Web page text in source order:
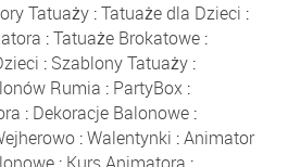
Tatuaży:Tatuaże dla Dzieci :
:Tatuaże Brokatowe:
: Szablony Tatuaży :
Rumia : PartyBox:
: Dekoracje Balonowe :
:Walentynki :Animator